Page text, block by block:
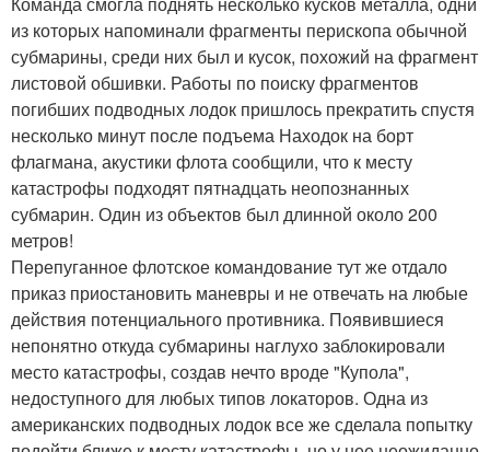
из которых напоминали фрагменты перископа обычной
субмарины, среди них был и кусок, похожий на фрагмент
листовой обшивки. Работы по поиску фрагментов
погибших подводных лодок пришлось прекратить спустя
несколько минут после подъема Находок на борт
флагмана, акустики флота сообщили, что к месту
катастрофы подходят пятнадцать неопознанных
субмарин. Один из объектов был длинной около 200
метров!
Перепуганное флотское командование тут же отдало
приказ приостановить маневры и не отвечать на любые
действия потенциального противника. Появившиеся
непонятно откуда субмарины наглухо заблокировали
место катастрофы, создав нечто вроде "Купола",
недоступного для любых типов локаторов. Одна из
американских подводных лодок все же сделала попытку